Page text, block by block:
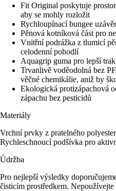
Fit Original poskytuje
aby se mohly rozložit
Rychloupínací bungee
Pěnová kotníková část pro
Vnitřní podrážka z tlumicí
celodenní pohodlí
Aquagrip guma pro lepší
Trvanlivě voděodolná bez
věčné chemikálie, aniž by
Ekologická protizápachová
zápachu bez pesticidů
Materiály
Vrchní prvky z pratelného
Rychleschnoucí podšívka pro
Údržba
Pro nejlepší výsledky
čisticím prostředkem.